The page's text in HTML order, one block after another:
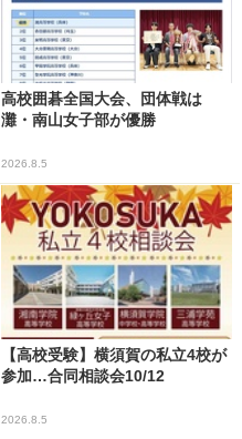
高校囲碁全国大会、団体戦は
灘・南山女子部が優勝
2026.8.5
【高校受験】横須賀の私立4校が
参加…合同相談会10/12
2026.8.5